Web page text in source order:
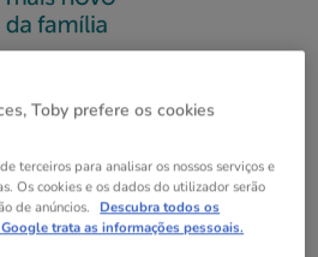
Toby prefere os cookies
terceiros para analisar os nossos serviços e
Os cookies e os dados do utilizador serão
de anúncios. Descubra todos os
trata as informações pessoais.